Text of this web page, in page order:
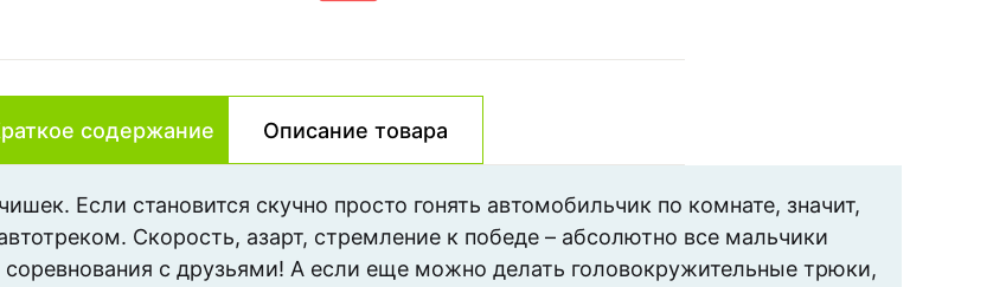
содержание Описание товара
Если становится скучно просто гонять автомобильчик по комнате, значит,
Скорость, азарт, стремление к победе – абсолютно все мальчики
с друзьями! А если еще можно делать головокружительные трюки,